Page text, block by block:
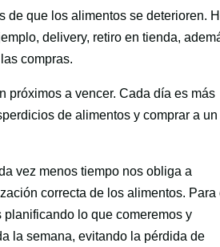
de que los alimentos se deterioren.
delivery, retiro en tienda,
compras.
próximos a vencer. Cada día es más
de alimentos y comprar a un
vez menos tiempo nos obliga a
correcta de los alimentos. Para
lo que comeremos y
la semana, evitando la pérdida de